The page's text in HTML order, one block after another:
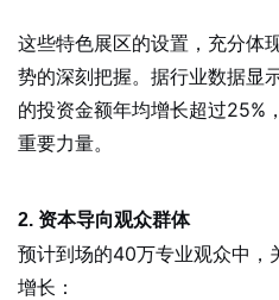
这些特色展区的设置，充分体
势的深刻把握。据行业数据显
的投资金额年均增长超过25%
重要力量。
2. 资本导向观众群体
预计到场的40万专业观众中，
增长：